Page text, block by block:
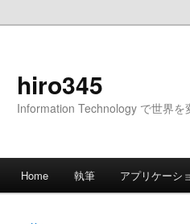
hiro345
Information Technology で世界を
Home 執筆 アプリケーシ